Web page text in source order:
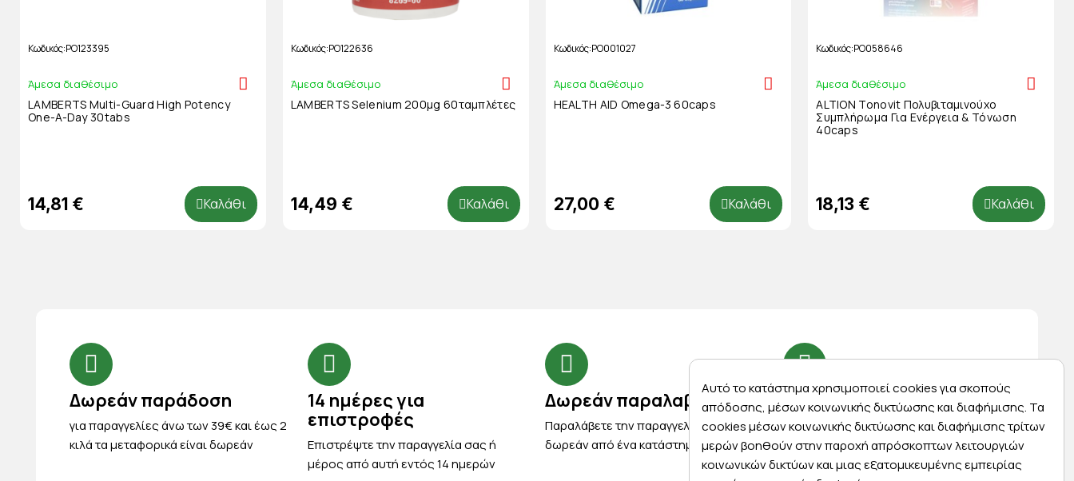
Κωδικός PO123395
Άμεσα διαθέσιμο
LAMBERTS Multi-Guard High Potency
One-A-Day 30tabs
14,81 € Καλάθι
Κωδικός PO122636
Άμεσα διαθέσιμο
LAMBERTS Selenium 200μg 60ταμπλέτες
14,49 € Καλάθι
Κωδικός PO001027
Άμεσα διαθέσιμο
HEALTH AID Omega-3 60caps
27,00 € Καλάθι
Κωδικός PO058646
Άμεσα διαθέσιμο
ALTION Tonovit Πολυβιταμινούχο
Συμπλήρωμα Για Ενέργεια & Τόνωση
40caps
18,13 € Καλάθι
Δωρεάν παράδοση
για παραγγελίες άνω των 39€ και έως 2
κιλά τα μεταφορικά είναι δωρεάν
14 ημέρες για
επιστροφές
Eπιστρέψτε την παραγγελία σας ή
μέρος από αυτή εντός 14 ημερών
Δωρεάν παραλαβή
Παραλάβετε την παραγγελία σας
δωρεάν από ένα κατάστημα μας
Express αποστολές
Κάντε σήμερα την παραγγελία σας και
παραλάβετε αύριο στην πόρτα σας
Αυτό το κατάστημα χρησιμοποιεί cookies για σκοπούς
απόδοσης, μέσων κοινωνικής δικτύωσης και διαφήμισης. Τα
cookies μέσων κοινωνικής δικτύωσης και διαφήμισης τρίτων
μερών βοηθούν στην παροχή απρόσκοπτων λειτουργιών
κοινωνικών δικτύων και μιας εξατομικευμένης εμπειρίας